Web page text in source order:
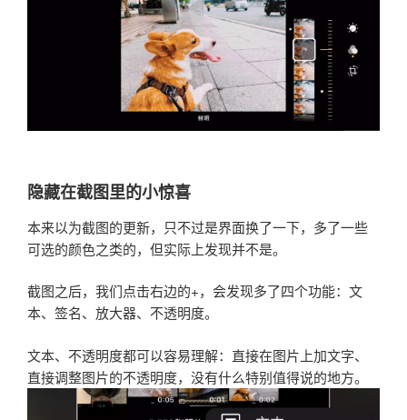
隐藏在截图里的小惊喜
本来以为截图的更新，只不过是界面换了一下，多了一些
可选的颜色之类的，但实际上发现并不是。
截图之后，我们点击右边的+，会发现多了四个功能：文
本、签名、放大器、不透明度。
文本、不透明度都可以容易理解：直接在图片上加文字、
直接调整图片的不透明度，没有什么特别值得说的地方。